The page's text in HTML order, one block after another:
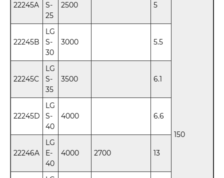
22245A
S-
25
2500 5
150
22245B
LG
S-
30
3000 5.5
22245C
LG
S-
35
3500 6.1
22245D
LG
S-
40
4000 6.6
22246A
LG
E-
40
4000 2700 13